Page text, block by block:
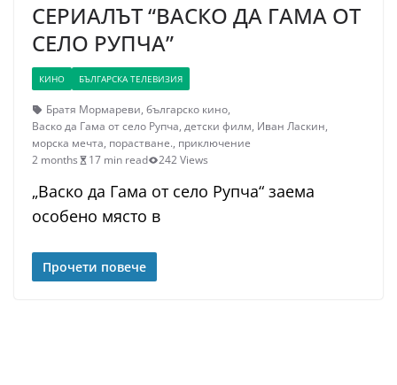
СЕРИАЛЪТ “ВАСКО ДА ГАМА ОТ
СЕЛО РУПЧА”
КИНО БЪЛГАРСКА ТЕЛЕВИЗИЯ
Братя Мормареви, българско кино,
Васко да Гама от село Рупча, детски филм, Иван Ласкин,
морска мечта, порастване., приключение
2 months
17 min read 242 Views
„Васко да Гама от село Рупча“ заема
особено място в
Прочети повече